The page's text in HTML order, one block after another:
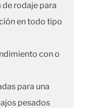
de rodaje para
en todo tipo
con o
para una
pesados